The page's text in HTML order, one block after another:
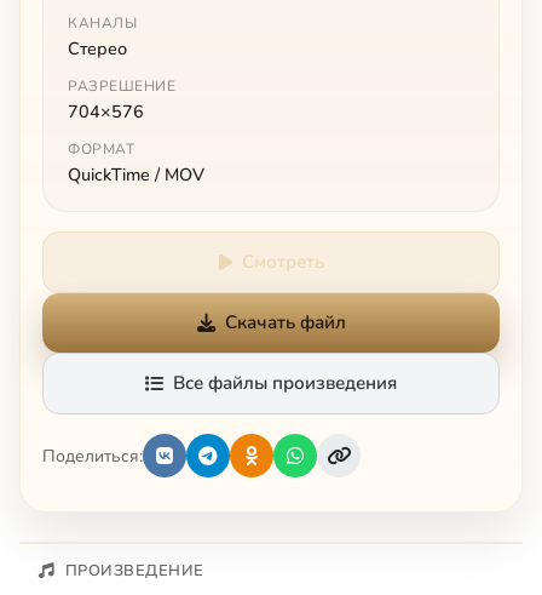
КАНАЛЫ
Стерео
РАЗРЕШЕНИЕ
704×576
ФОРМАТ
QuickTime / MOV
Смотреть
Скачать файл
Все файлы произведения
Поделиться:
ПРОИЗВЕДЕНИЕ